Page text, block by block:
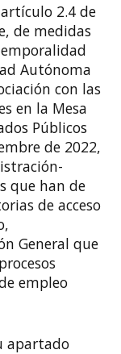
2.4 de
de medidas
Autónoma
con las
en la Mesa
Públicos
de 2022,
que han de
de acceso
General que
empleo
apartado